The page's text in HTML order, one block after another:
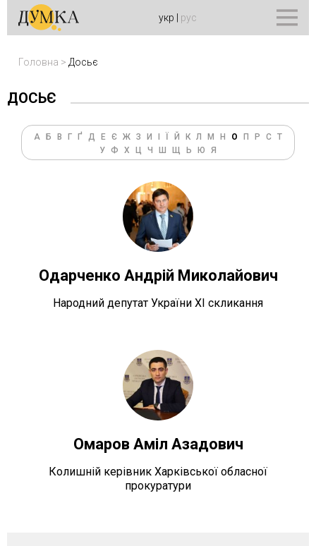
укр рус
Головна > Досьє
ДОСЬЄ
А Б В Г Ґ Д Е Є Ж З И Й К Л М Н О П Р С Т
У Ф Х Ц Ч Ш Щ Ь Ю Я
Одарченко Андрій Миколайович
Народний депутат України ХІ скликання
Омаров Аміл Азадович
Колишній керівник Харківської обласної
прокуратури